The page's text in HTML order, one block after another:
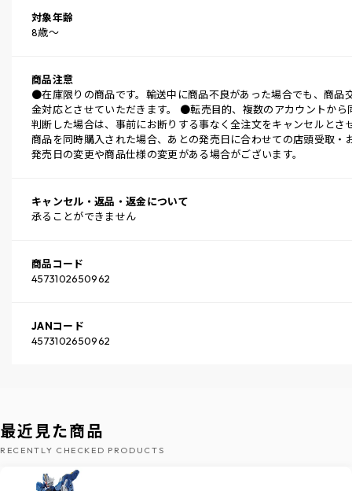
対象年齢
8歳～
商品注意
●在庫限りの商品です。輸送中に商品不良があった場合でも、商品
金対応とさせていただきます。 ●転売目的、複数のアカウントか
判断した場合は、事前にお断りする事なく全注文をキャンセルと
商品を同時購入された場合、あとの発売日に合わせての店頭受取
発売日の変更や商品仕様の変更がある場合がございます。
キャンセル・返品・返金について
承ることができません
商品コード
4573102650962
JANコード
4573102650962
最近見た商品
RECENTLY CHECKED PRODUCTS